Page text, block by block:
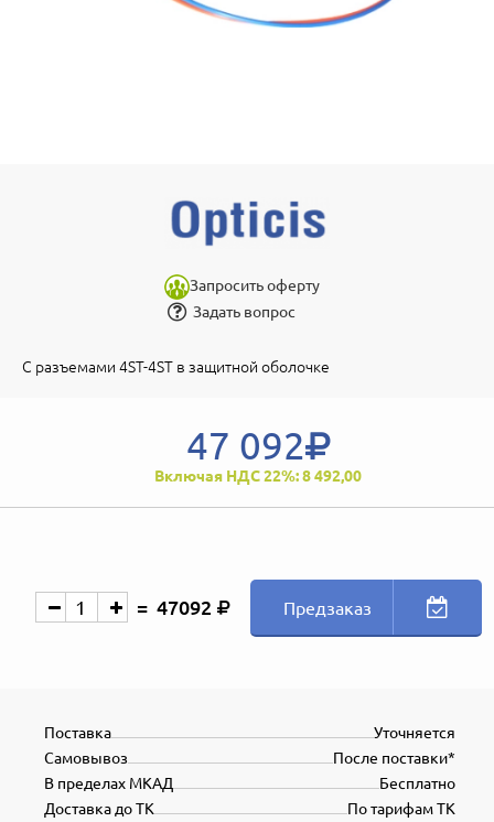
Запросить оферту
Задать вопрос
С разъемами 4ST-4ST в защитной оболочке
47 092
Включая НДС 22%: 8 492,00
47092 Предзаказ
Уточняется
Поставка
После поставки*
Самовывоз
Бесплатно
В пределах МКАД
По тарифам ТК
Доставка до ТК